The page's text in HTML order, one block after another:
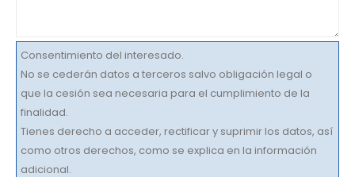
Consentimiento del interesado.
No se cederán datos a terceros salvo obligación legal o
que la cesión sea necesaria para el cumplimiento de la
finalidad.
Tienes derecho a acceder, rectificar y suprimir los datos, así
como otros derechos, como se explica en la información
adicional.